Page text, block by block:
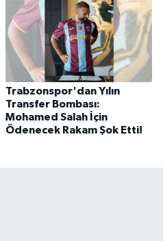
Trabzonspor'dan Yılın
Transfer Bombası:
Mohamed Salah İçin
Ödenecek Rakam Şok Etti!